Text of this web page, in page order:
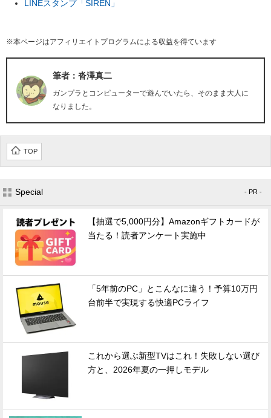
LINEスタンプ「SIREN」
※本ページはアフィリエイトプログラムによる収益を得ています
筆者：沓澤真二
ガンプラとコンピューターで遊んでいたら、そのまま大人に
なりました。
TOP
Special - PR -
【抽選で5,000円分】Amazonギフトカードが
当たる！読者アンケート実施中
「5年前のPC」とこんなに違う！予算10万円
台前半で実現する快適PCライフ
これから選ぶ新型TVはこれ！失敗しない選び
方と、2026年夏の一押しモデル